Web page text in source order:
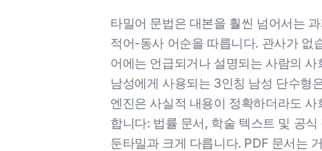
타밀어 문법은 대본을 훨씬 넘어서는
적어-동사 어순을 따릅니다. 관사가 없
어에는 언급되거나 설명되는 사람의
남성에게 사용되는 3인칭 남성 단수형
엔진은 사실적 내용이 정확하더라도
합니다: 법률 문서, 학술 텍스트 및 공
둔타밀과 크게 다릅니다. PDF 문서는